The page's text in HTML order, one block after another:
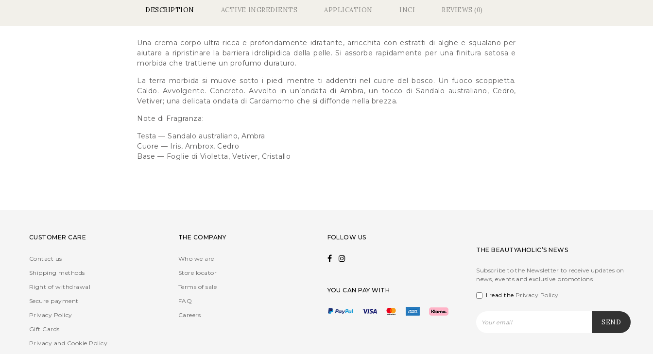
DESCRIPTION ACTIVE INGREDIENTS APPLICATION INCI REVIEWS (0)
Una crema corpo ultra-ricca e profondamente idratante, arricchita con estratti di alghe e squalano per
aiutare a ripristinare la barriera idrolipidica della pelle. Si assorbe rapidamente per una finitura setosa e
morbida che trattiene un profumo duraturo.
La terra morbida si muove sotto i piedi mentre ti addentri nel cuore del bosco. Un fuoco scoppietta.
Caldo. Avvolgente. Concreto. Avvolto in un’ondata di Ambra, un tocco di Sandalo australiano, Cedro,
Vetiver; una delicata ondata di Cardamomo che si diffonde nella brezza.
Note di Fragranza:
Testa — Sandalo australiano, Ambra
Cuore — Iris, Ambrox, Cedro
Base — Foglie di Violetta, Vetiver, Cristallo
CUSTOMER CARE
Contact us
Shipping methods
Right of withdrawal
Secure payment
Privacy Policy
Gift Cards
Privacy and Cookie Policy
THE COMPANY
Who we are
Store locator
Terms of sale
FAQ
Careers
FOLLOW US
YOU CAN PAY WITH
THE BEAUTYAHOLIC’S NEWS
Subscribe to the Newsletter to receive updates on
news, events and exclusive promotions
I read the Privacy Policy